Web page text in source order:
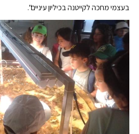
בעצמי מחכה לקייטנה בכיליון עיניים".